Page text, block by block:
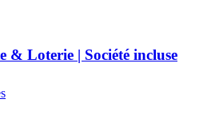
& Loterie | Société incluse